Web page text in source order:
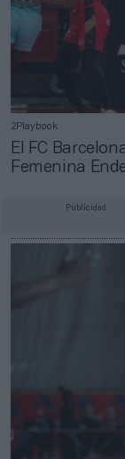
2Playbook
El FC
Femenina
Publicidad